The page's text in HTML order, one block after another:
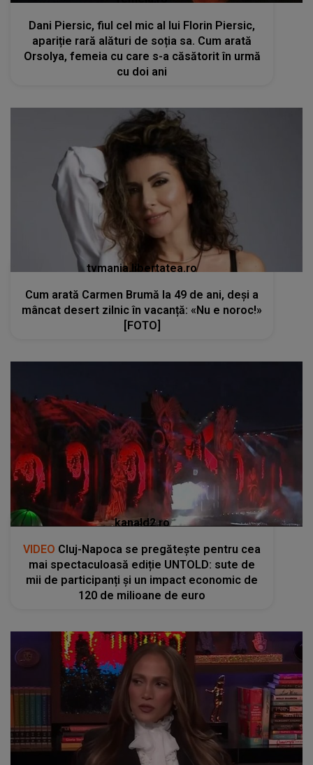
Dani Piersic, fiul cel mic al lui Florin Piersic,
apariție rară alături de soția sa. Cum arată
Orsolya, femeia cu care s-a căsătorit în urmă
cu doi ani
tvmania.libertatea.ro
Cum arată Carmen Brumă la 49 de ani, deși a
mâncat desert zilnic în vacanță: «Nu e noroc!»
[FOTO]
kanald2.ro
VIDEO Cluj-Napoca se pregătește pentru cea
mai spectaculoasă ediție UNTOLD: sute de
mii de participanți și un impact economic de
120 de milioane de euro